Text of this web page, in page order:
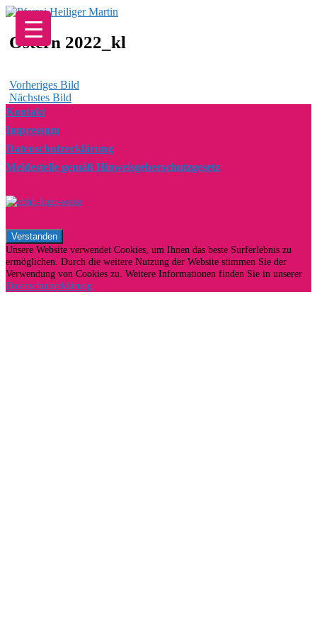
Zum
Inhalt
springen
Ostern 2022_kl
Vorheriges Bild
Nächstes Bild
Kontakt
Impressum
Datenschutzerklärung
Meldestelle gemäß Hinweisgeberschutzgesetz
Unsere Website verwendet Cookies, um Ihnen das beste Surferlebnis zu
ermöglichen. Durch die weitere Nutzung der Website stimmen Sie der
Verwendung von Cookies zu. Weitere Informationen finden Sie in unserer
Datenschutzerklärung.